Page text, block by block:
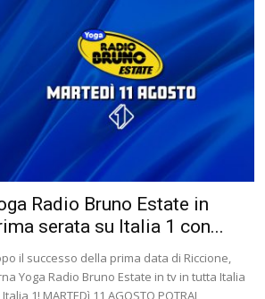
Radio Bruno Estate in
serata su Italia 1 con...
il successo della prima data di Riccione,
Yoga Radio Bruno Estate in tv in tutta Italia
1! MARTEDì 11 AGOSTO POTRAI